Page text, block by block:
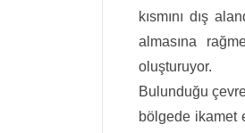
kısmını dış
almasına
oluşturuyor.
Bulunduğu
bölgede ikamet